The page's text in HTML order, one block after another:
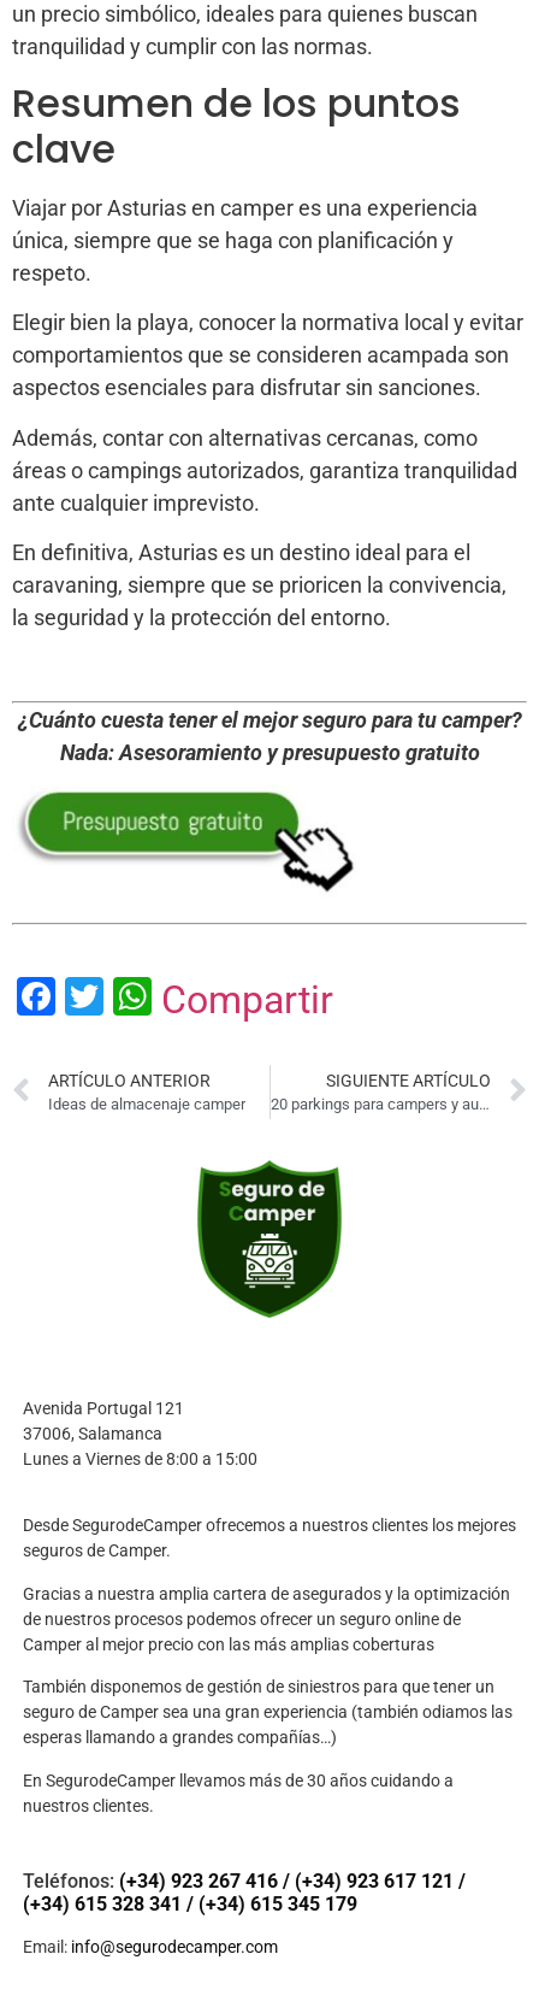
un precio simbólico, ideales para quienes buscan
tranquilidad y cumplir con las normas.
Resumen de los puntos
clave
Viajar por Asturias en camper es una experiencia
única, siempre que se haga con planificación y
respeto.
Elegir bien la playa, conocer la normativa local y evitar
comportamientos que se consideren acampada son
aspectos esenciales para disfrutar sin sanciones.
Además, contar con alternativas cercanas, como
áreas o campings autorizados, garantiza tranquilidad
ante cualquier imprevisto.
En definitiva, Asturias es un destino ideal para el
caravaning, siempre que se prioricen la convivencia,
la seguridad y la protección del entorno.
¿Cuánto cuesta tener el mejor seguro para tu camper?
Nada: Asesoramiento y presupuesto gratuito
Facebook
Twitter
WhatsApp
Compartir
ARTÍCULO ANTERIOR
Ideas de almacenaje camper
SIGUIENTE ARTÍCULO
20 parkings para campers y autocaravanas en Madrid (2026)
Avenida Portugal 121
37006, Salamanca
Lunes a Viernes de 8:00 a 15:00
Desde SegurodeCamper ofrecemos a nuestros clientes los mejores
seguros de Camper.
Gracias a nuestra amplia cartera de asegurados y la optimización
de nuestros procesos podemos ofrecer un seguro online de
Camper al mejor precio con las más amplias coberturas
También disponemos de gestión de siniestros para que tener un
seguro de Camper sea una gran experiencia (también odiamos las
esperas llamando a grandes compañías…)
En SegurodeCamper llevamos más de 30 años cuidando a
nuestros clientes.
Teléfonos: (+34) 923 267 416/ (+34) 923 617 121 /
(+34) 615 328 341 / (+34) 615 345 179
Email: info@segurodecamper.com